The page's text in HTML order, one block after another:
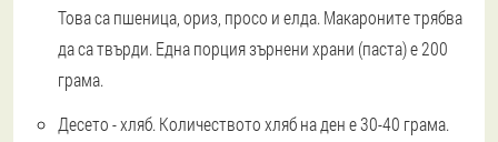
Това са пшеница, ориз, просо и елда. Макароните трябва
да са твърди. Една порция зърнени храни (паста) е 200
грама.
Десето - хляб. Количеството хляб на ден е 30-40 грама.